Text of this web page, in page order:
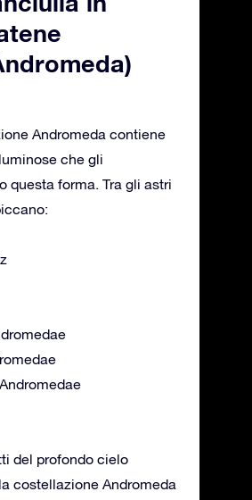
Andromeda contiene
che gli
questa forma. Tra gli astri
del profondo cielo
costellazione Andromeda